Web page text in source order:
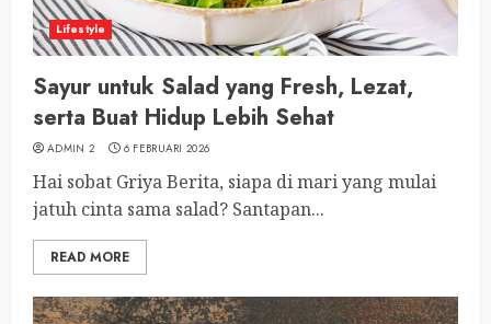
Lifestyle
Sayur untuk Salad yang Fresh, Lezat,
serta Buat Hidup Lebih Sehat
ADMIN 2 6 FEBRUARI 2026
Hai sobat Griya Berita, siapa di mari yang mulai
jatuh cinta sama salad? Santapan...
READ MORE